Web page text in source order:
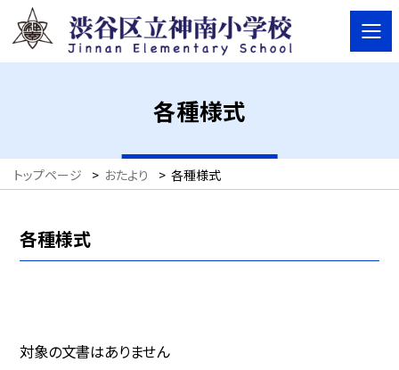
各種様式
トップページ > おたより > 各種様式
各種様式
対象の文書はありません